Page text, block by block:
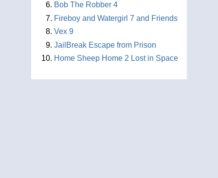
Bob The Robber 4
Fireboy and Watergirl 7 and Friends
Vex 9
JailBreak Escape from Prison
Home Sheep Home 2 Lost in Space